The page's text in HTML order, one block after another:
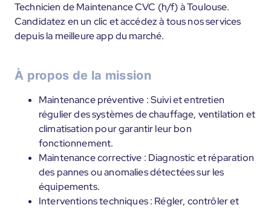
Technicien de Maintenance CVC (h/f) à Toulouse.
Candidatez en un clic et accédez à tous nos services
depuis la meilleure app du marché.
À propos de la mission
Maintenance préventive : Suivi et entretien
régulier des systèmes de chauffage, ventilation et
climatisation pour garantir leur bon
fonctionnement.
Maintenance corrective : Diagnostic et réparation
des pannes ou anomalies détectées sur les
équipements.
Interventions techniques : Régler, contrôler et